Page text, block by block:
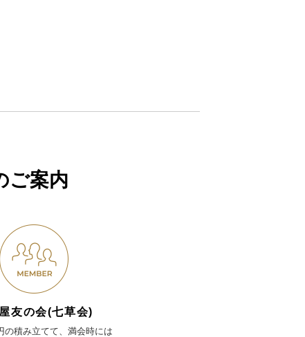
ご案内
友の会(七草会)
の積み立てて、満会時には